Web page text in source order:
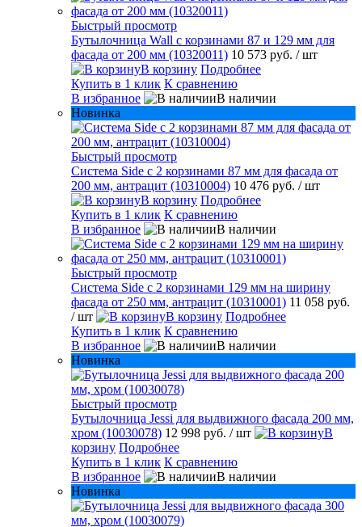
Быстрый просмотр
Бутылочница Wall с корзинами 87 и 129 мм для
фасада от 200 мм (10320011) 10 573 руб. / шт
В корзину Подробнее
Купить в 1 клик К сравнению
В избранное
В наличии
Новинка
Быстрый просмотр
Система Side с 2 корзинами 87 мм для фасада от
200 мм, антрацит (10310004) 10 476 руб. / шт
В корзину Подробнее
Купить в 1 клик К сравнению
В избранное
В наличии
Быстрый просмотр
Система Side c 2 корзинами 129 мм на ширину
фасада от 250 мм, антрацит (10310001) 11 058 руб.
/ шт
В корзину Подробнее
Купить в 1 клик К сравнению
В избранное
В наличии
Новинка
Быстрый просмотр
Бутылочница Jessi для выдвижного фасада 200 мм,
хром (10030078) 12 998 руб. / шт
В
корзину Подробнее
Купить в 1 клик К сравнению
В избранное
В наличии
Новинка